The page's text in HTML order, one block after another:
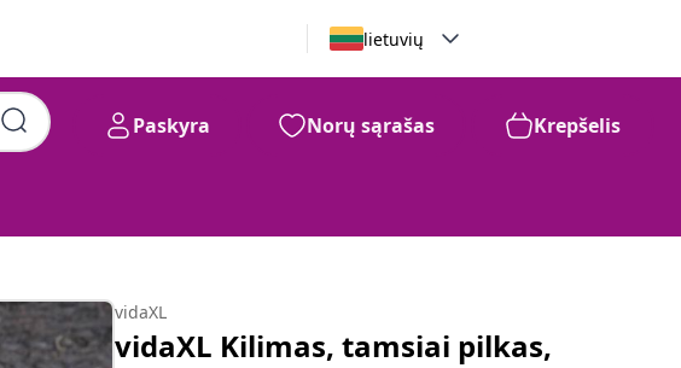
lietuvių
Paskyra Norų sąrašas Krepšelis
vidaXL
vidaXL Kilimas, tamsiai pilkas,